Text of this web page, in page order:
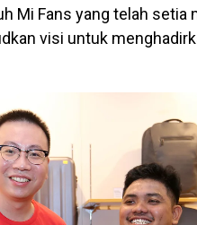
Mi Fans yang telah setia
visi untuk